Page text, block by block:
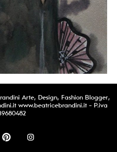
Arte, Design, Fashion Blogger,
www.beatricebrandini.it - P.iva